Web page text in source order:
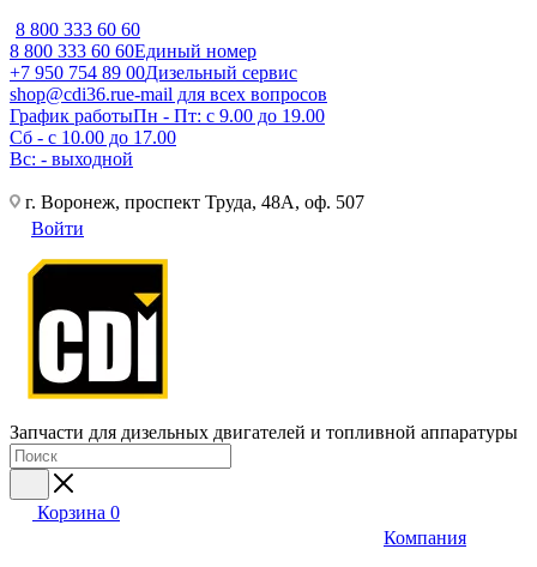
8 800 333 60 60
8 800 333 60 60Единый номер
+7 950 754 89 00Дизельный сервис
shop@cdi36.rue-mail для всех вопросов
График работыПн - Пт: с 9.00 до 19.00
Сб - с 10.00 до 17.00
Вс: - выходной
г. Воронеж, проспект Труда, 48А, оф. 507
Войти
Запчасти для дизельных двигателей и топливной аппаратуры
Корзина 0
Компания